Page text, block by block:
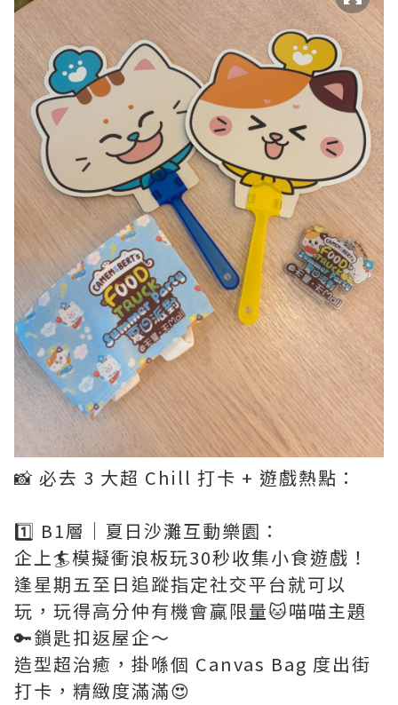
📸 必去 3 大超 Chill 打卡 + 遊戲熱點：
1️⃣ B1層｜夏日沙灘互動樂園：
企上🏄模擬衝浪板玩30秒收集小食遊戲！
逢星期五至日追蹤指定社交平台就可以
玩，玩得高分仲有機會贏限量🐱喵喵主題
🔑鎖匙扣返屋企～
造型超治癒，掛喺個 Canvas Bag 度出街
打卡，精緻度滿滿😍